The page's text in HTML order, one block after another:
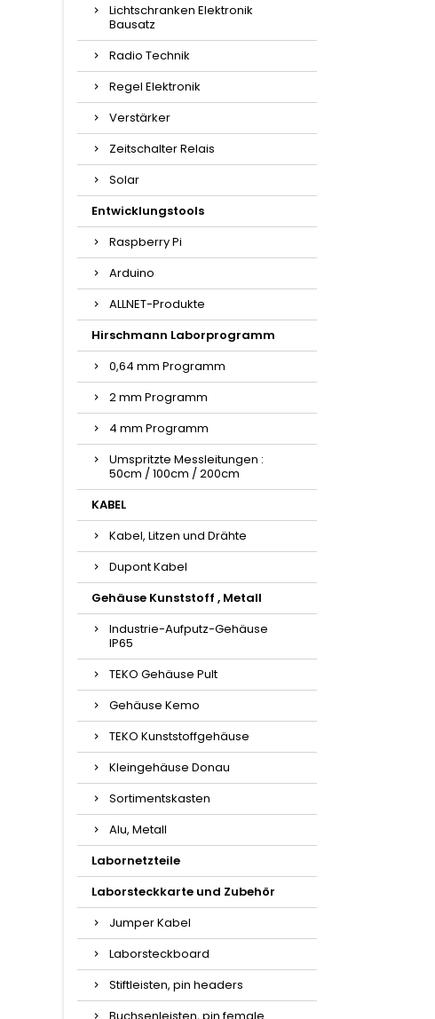
Lichtschranken Elektronik
Bausatz
Radio Technik
Regel Elektronik
Verstärker
Zeitschalter Relais
Solar
Entwicklungstools
Raspberry Pi
Arduino
ALLNET-Produkte
Hirschmann Laborprogramm
0,64 mm Programm
2 mm Programm
4 mm Programm
Umspritzte Messleitungen :
50cm / 100cm / 200cm
KABEL
Kabel, Litzen und Drähte
Dupont Kabel
Gehäuse Kunststoff , Metall
Industrie-Aufputz-Gehäuse
IP65
TEKO Gehäuse Pult
Gehäuse Kemo
TEKO Kunststoffgehäuse
Kleingehäuse Donau
Sortimentskasten
Alu, Metall
Labornetzteile
Laborsteckkarte und Zubehör
Jumper Kabel
Laborsteckboard
Stiftleisten, pin headers